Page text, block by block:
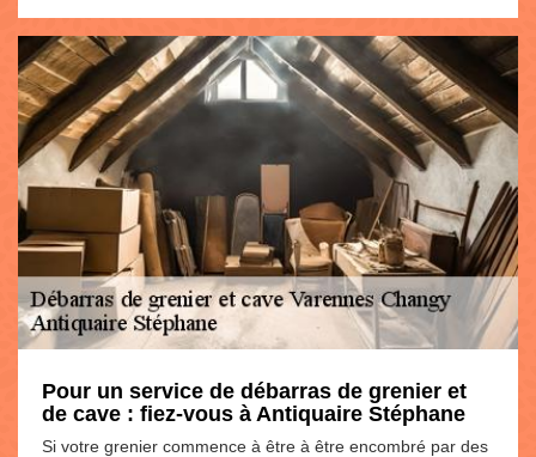
Pour un service de débarras de grenier et
de cave : fiez-vous à Antiquaire Stéphane
Si votre grenier commence à être à être encombré par des